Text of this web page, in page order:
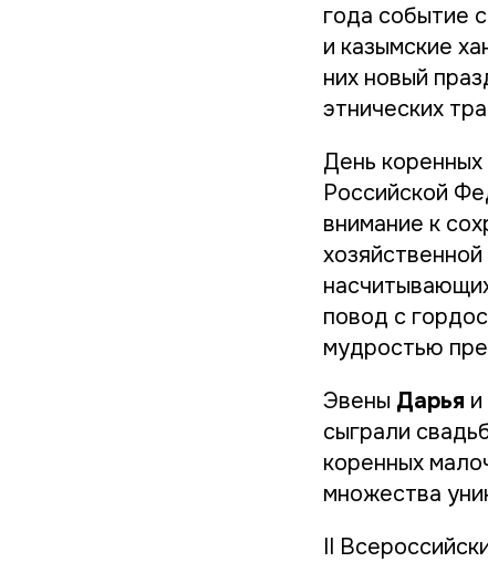
года событие
и казымские
них новый
этнических
День
Российской
внимание к
повод с
мудростью
Эвены Дарья и
сыграли
коренных
множества
II